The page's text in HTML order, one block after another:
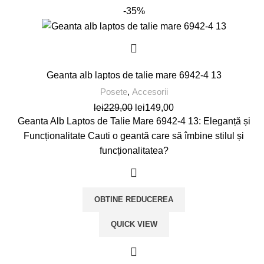
-35%
Geanta alb laptos de talie mare 6942-4 13
Posete, Accesorii
lei229,00 Prețul
inițial
fost:
lei229,00.
lei149,00Prețul
curent
este:
lei149,00.
Geanta Alb Laptos de Talie Mare 6942-4 13: Eleganță și
Funcționalitate Cauti o geantă care să îmbine stilul și
funcționalitatea?
OBTINE REDUCEREA
QUICK VIEW